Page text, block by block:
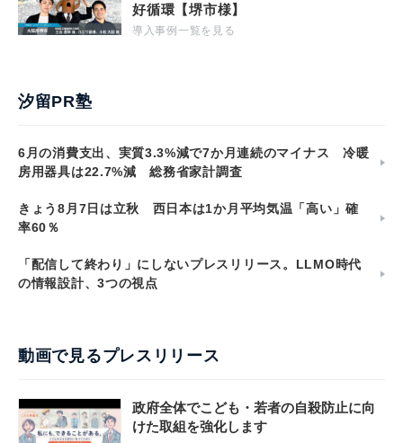
好循環【堺市様】
導入事例一覧を見る
汐留PR塾
6月の消費支出、実質3.3%減で7か月連続のマイナス 冷暖
房用器具は22.7%減 総務省家計調査
きょう8月7日は立秋 西日本は1か月平均気温「高い」確
率60％
「配信して終わり」にしないプレスリリース。LLMO時代
の情報設計、3つの視点
動画で見るプレスリリース
政府全体でこども・若者の自殺防止に向
けた取組を強化します